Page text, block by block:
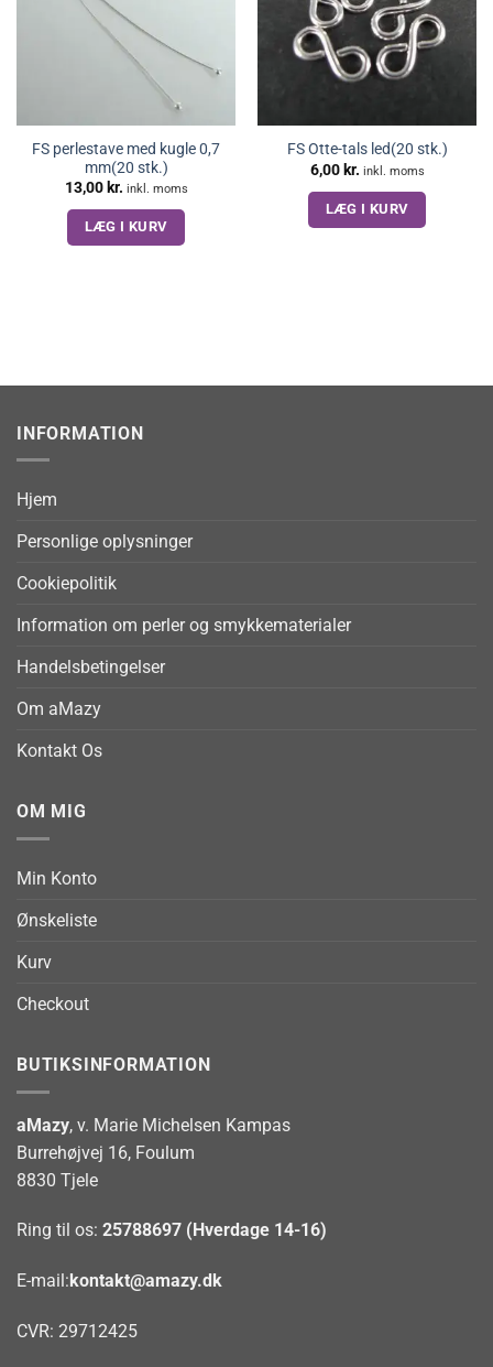
FS perlestave med kugle 0,7
mm(20 stk.)
13,00 kr. inkl. moms
LÆG I KURV
FS Otte-tals led(20 stk.)
6,00 kr. inkl. moms
LÆG I KURV
INFORMATION
Hjem
Personlige oplysninger
Cookiepolitik
Information om perler og smykkematerialer
Handelsbetingelser
Om aMazy
Kontakt Os
OM MIG
Min Konto
Ønskeliste
Kurv
Checkout
BUTIKSINFORMATION
aMazy, v. Marie Michelsen Kampas
Burrehøjvej 16, Foulum
8830 Tjele
Ring til os: 25788697 (Hverdage 14-16)
E-mail: kontakt@amazy.dk
CVR: 29712425